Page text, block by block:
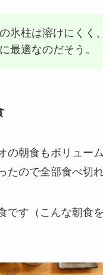
氷柱は溶けにくく
最適なのだそう。
の朝食もボリュー
たので全部食べ切れ
です（こんな朝食